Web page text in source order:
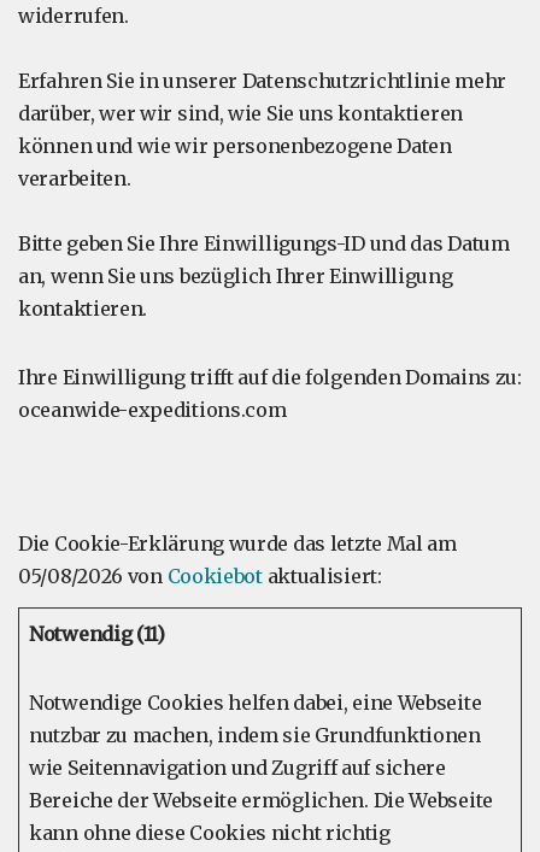
widerrufen.
Erfahren Sie in unserer Datenschutzrichtlinie mehr
darüber, wer wir sind, wie Sie uns kontaktieren
können und wie wir personenbezogene Daten
verarbeiten.
Bitte geben Sie Ihre Einwilligungs-ID und das Datum
an, wenn Sie uns bezüglich Ihrer Einwilligung
kontaktieren.
Ihre Einwilligung trifft auf die folgenden Domains zu:
oceanwide-expeditions.com
Die Cookie-Erklärung wurde das letzte Mal am
05/08/2026 von Cookiebotaktualisiert:
Notwendig (11)
Notwendige Cookies helfen dabei, eine Webseite
nutzbar zu machen, indem sie Grundfunktionen
wie Seitennavigation und Zugriff auf sichere
Bereiche der Webseite ermöglichen. Die Webseite
kann ohne diese Cookies nicht richtig